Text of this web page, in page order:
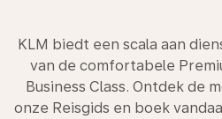
KLM biedt een scala aan
van de comfortabele
Business Class. Ontdek de
onze Reisgids en boek